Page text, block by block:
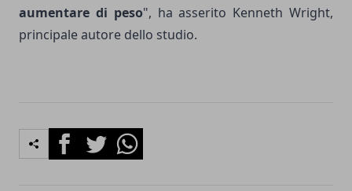
aumentare di peso", ha asserito Kenneth Wright,
principale autore dello studio.
FacebookTwitterWhatsapp